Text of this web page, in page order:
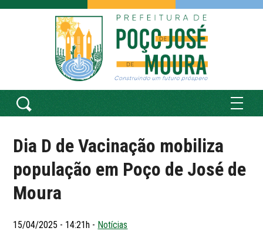
Dia D de Vacinação mobiliza
população em Poço de José de
Moura
15/04/2025 - 14:21h - Notícias